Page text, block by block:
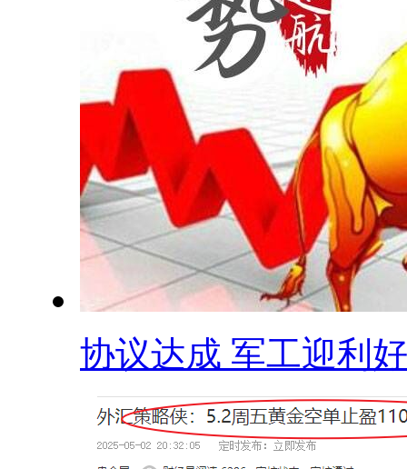
协议达成 军工迎利